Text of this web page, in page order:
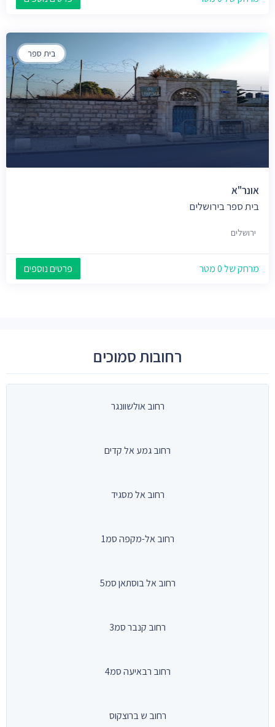
בית ספר
אונר"א
בית ספר בירושלים
ירושלים
מרחק של 0 מטר פרטים נוספים
רחובות סמוכים
רחוב אולשוונגר
רחוב גמע אל קדים
רחוב אל מסגיד
רחוב אל-מקפה סמ1
רחוב אל בוסתאן סמ5
רחוב קנבר סמ3
רחוב רבאיעה סמ4
רחוב ש ברוצקוס